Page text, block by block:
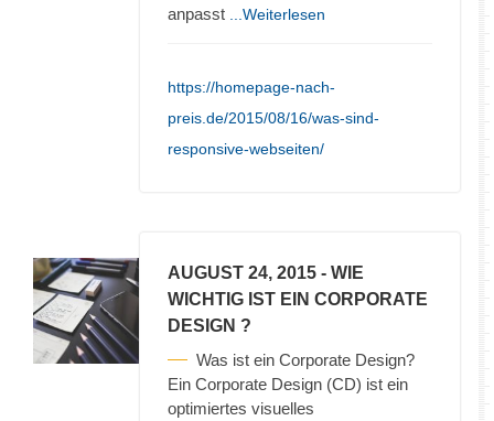
anpasst
...Weiterlesen
https://homepage-nach-
preis.de/2015/08/16/was-sind-
responsive-webseiten/
AUGUST 24, 2015 - WIE
WICHTIG IST EIN CORPORATE
DESIGN ?
Was ist ein Corporate Design?
Ein Corporate Design (CD) ist ein
optimiertes visuelles